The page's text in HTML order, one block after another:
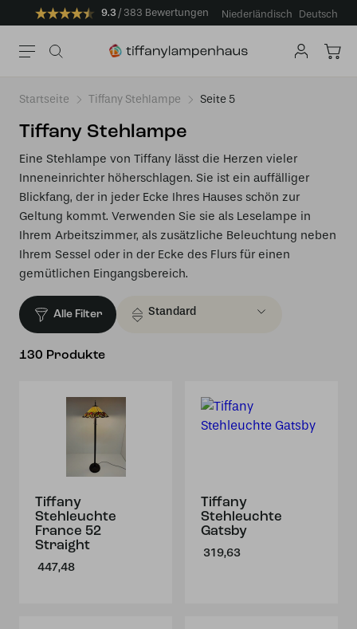
9.3 383 Bewertungen Niederländisch Deutsch
Startseite Tiffany Stehlampe Seite 5
Tiffany Stehlampe
Eine Stehlampe von Tiffany lässt die Herzen vieler
Inneneinrichter höherschlagen. Sie ist ein auffälliger
Blickfang, der in jeder Ecke Ihres Hauses schön zur
Geltung kommt. Verwenden Sie sie als Leselampe in
Ihrem Arbeitszimmer, als zusätzliche Beleuchtung neben
Ihrem Sessel oder in der Ecke des Flurs für einen
gemütlichen Eingangsbereich.
Alle Filter
130 Produkte
Tiffany
Stehleuchte
France 52
Straight
447,48
Tiffany
Stehleuchte
Gatsby
319,63